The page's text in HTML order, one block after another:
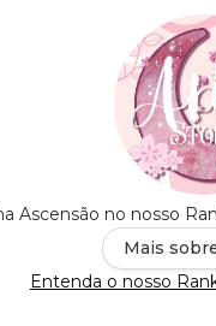
Ascensão no nosso
Mais
Entenda o nosso